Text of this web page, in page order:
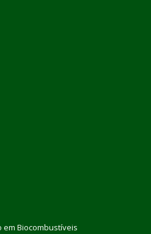
em Biocombustíveis